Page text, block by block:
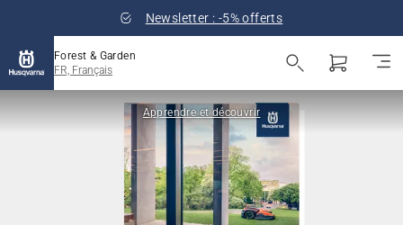
Newsletter : -5% offerts
Forest & Garden
FR, Français
Apprendre et découvrir